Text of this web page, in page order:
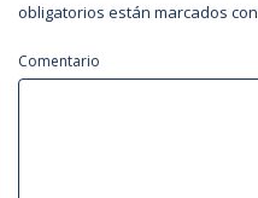
obligatorios están marcados con
Comentario